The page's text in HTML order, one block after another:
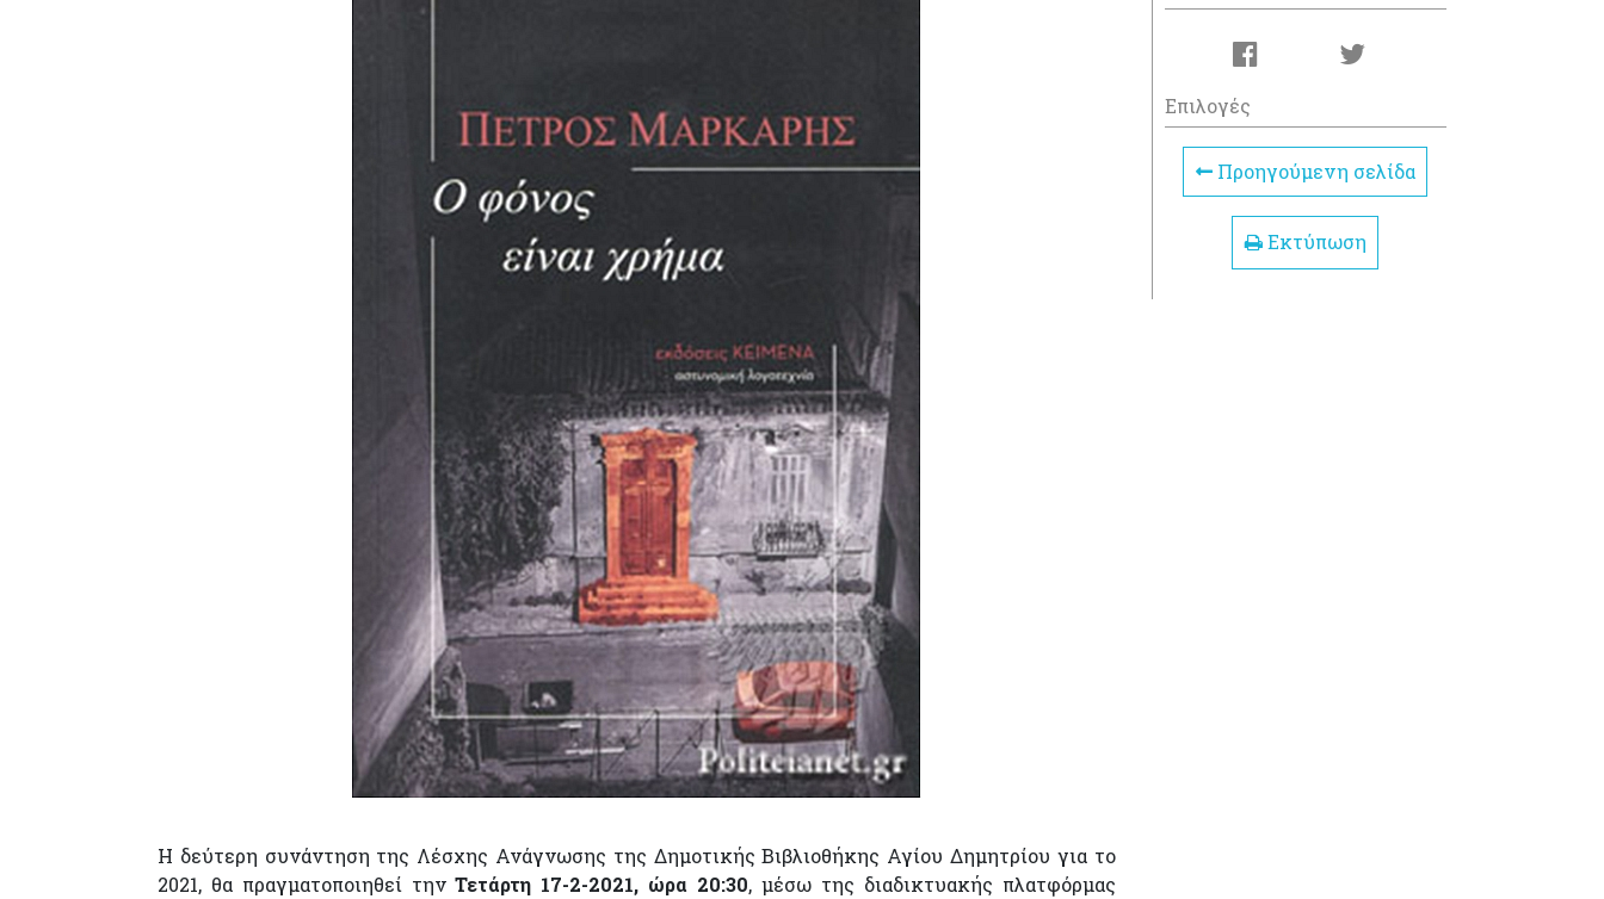
Η δεύτερη συνάντηση της Λέσχης Ανάγνωσης της Δημοτικής Βιβλιοθήκης Αγίου Δημητρίου για το
2021, θα πραγματοποιηθεί τηνΤετάρτη 17-2-2021, ώρα 20:30, μέσω της διαδικτυακής πλατφόρμας
Επιλογές
Προηγούμενη σελίδα
Εκτύπωση